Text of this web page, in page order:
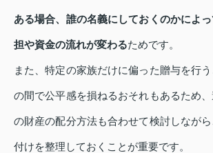
ある場合、誰の名義にしておくのかによ
担や資金の流れが変わるためです。
また、特定の家族だけに偏った贈与を行
の間で公平感を損ねるおそれもあるため
の財産の配分方法も合わせて検討しなが
付けを整理しておくことが重要です。